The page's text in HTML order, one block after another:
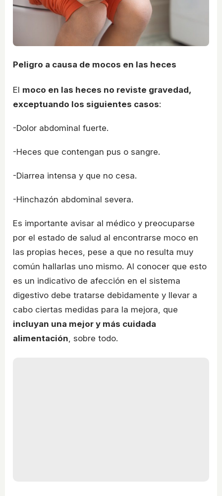
Peligro a causa de mocos en las heces
El moco en las heces no reviste gravedad,
exceptuando los siguientes casos:
-Dolor abdominal fuerte.
-Heces que contengan pus o sangre.
-Diarrea intensa y que no cesa.
-Hinchazón abdominal severa.
Es importante avisar al médico y preocuparse
por el estado de salud al encontrarse moco en
las propias heces, pese a que no resulta muy
común hallarlas uno mismo. Al conocer que esto
es un indicativo de afección en el sistema
digestivo debe tratarse debidamente y llevar a
cabo ciertas medidas para la mejora, que
incluyan una mejor y más cuidada
alimentación, sobre todo.